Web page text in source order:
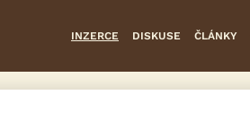
INZERCE DISKUSE ČLÁNKY